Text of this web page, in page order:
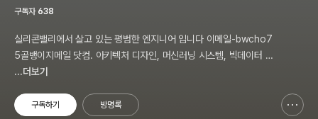
구독자 638
실리콘밸리에서 살고 있는 평범한 엔지니어 입니다 이메일-bwcho7
5골뱅이지메일 닷컴. 아키텍처 디자인, 머신러닝 시스템, 빅데이터 설
계, DEVOPS/SRE, 애자일 방법론,쿠버네티스,마이크로서비스, Ch
Linkedin : https://www.linkedin.com/in/terrycho75/
...더보기
구독하기 방명록